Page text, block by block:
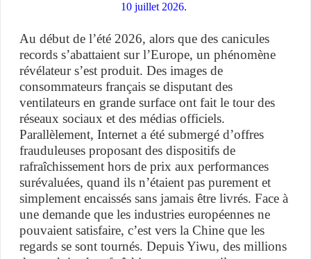
10 juillet 2026.
Au début de l’été 2026, alors que des canicules
records s’abattaient sur l’Europe, un phénomène
révélateur s’est produit. Des images de
consommateurs français se disputant des
ventilateurs en grande surface ont fait le tour des
réseaux sociaux et des médias officiels.
Parallèlement, Internet a été submergé d’offres
frauduleuses proposant des dispositifs de
rafraîchissement hors de prix aux performances
surévaluées, quand ils n’étaient pas purement et
simplement encaissés sans jamais être livrés. Face à
une demande que les industries européennes ne
pouvaient satisfaire, c’est vers la Chine que les
regards se sont tournés. Depuis Yiwu, des millions